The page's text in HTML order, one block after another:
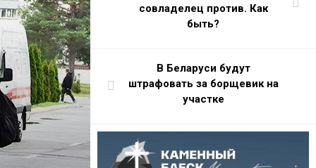
совладелец против. Как
быть?
В Беларуси будут
штрафовать за борщевик на
участке